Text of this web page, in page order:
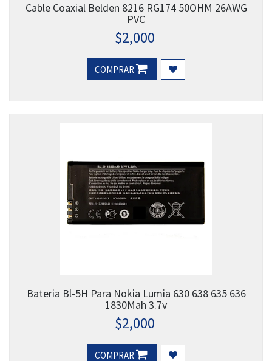
Cable Coaxial Belden 8216 RG174 50OHM 26AWG
PVC
$2,000
COMPRAR
Bateria Bl-5H Para Nokia Lumia 630 638 635 636
1830Mah 3.7v
$2,000
COMPRAR